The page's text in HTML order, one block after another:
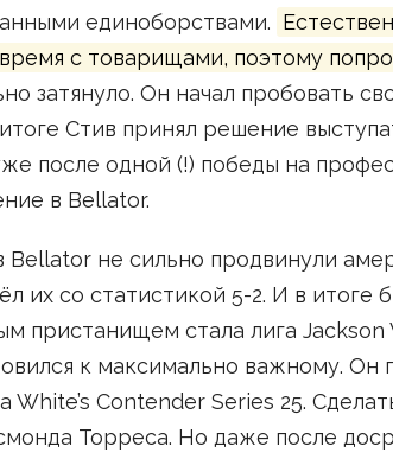
единоборствами.
с товарищами, поэтому
затянуло. Он начал пробовать
Стив принял решение
после одной (!) победы на
в Bellator.
Bellator не сильно продвинули
их со статистикой 5-2. И в итоге
пристанищем стала лига
к максимально важному. Он
White’s Contender Series 25.
Торреса. Но даже после